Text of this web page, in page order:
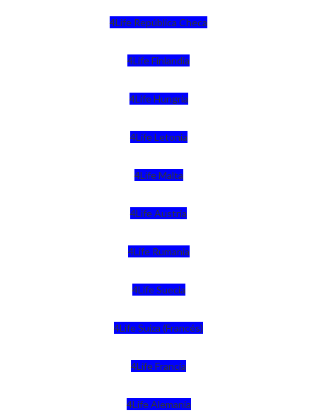
4Life República Checa
4Life Finlandia
4Life Hungria
4Life Letonia
4Life Malta
4Life Austria
4Life Rumania
4Life Suecia
4Life Suiza (Francés)
4Life Francia
4Life Alemania